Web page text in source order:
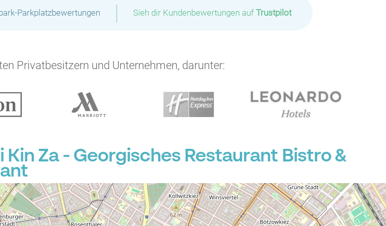
Parkplatzbewertungen | Sieh dir Kundenbewertungen auf Trustpilot
Privatbesitzern und Unternehmen, darunter:
Za - Georgisches Restaurant Bistro &